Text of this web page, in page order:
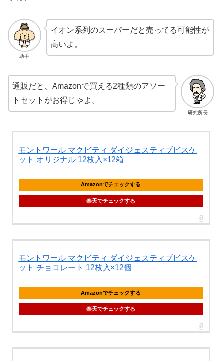
助手
イオン系列のスーパーだと売ってる可能性が
高いよ。
研究所長
通販だと、Amazonで買える2種類のアソー
トセットがお得じゃよ。
モントワール マクビティ ダイジェスティブビスケ
ット オリジナル 12枚入×12箱
Amazonでチェックする
楽天でチェックする
モントワール マクビティ ダイジェスティブビスケ
ット チョコレート 12枚入×12個
Amazonでチェックする
楽天でチェックする